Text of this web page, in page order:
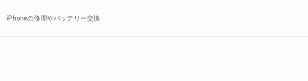
iPhoneの修理やバッテリー交換